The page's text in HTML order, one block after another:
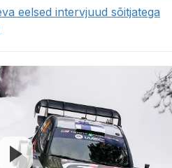
eelsed intervjuud sõitjatega